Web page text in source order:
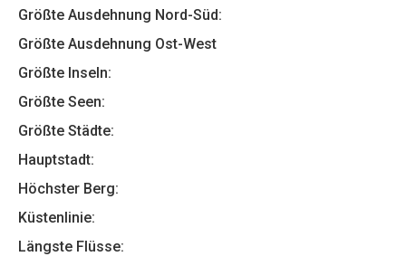
Größte Ausdehnung Nord-Süd:
Größte Ausdehnung Ost-West
Größte Inseln:
Größte Seen:
Größte Städte:
Hauptstadt:
Höchster Berg:
Küstenlinie:
Längste Flüsse: